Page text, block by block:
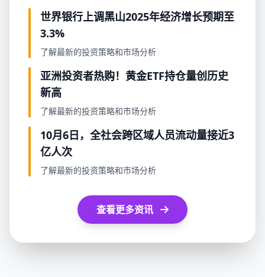
世界银行上调黑山2025年经济增长预期至
3.3%
了解最新的投资策略和市场分析
亚洲投资者热购！黄金ETF持仓量创历史
新高
了解最新的投资策略和市场分析
10月6日，全社会跨区域人员流动量接近3
亿人次
了解最新的投资策略和市场分析
查看更多资讯